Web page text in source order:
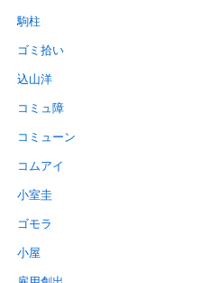
駒柱
ゴミ拾い
込山洋
コミュ障
コミューン
コムアイ
小室圭
ゴモラ
小屋